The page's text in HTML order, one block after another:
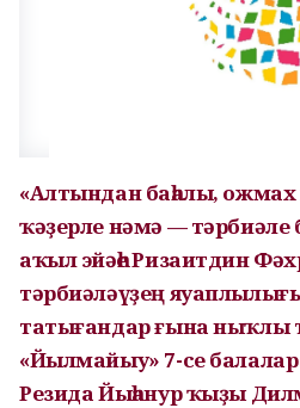
«Алтындан баһалы,
ҡәҙерле нәмә —
аҡыл эйәһе Ризаитдин
тәрбиәләүҙең
татығандар ғына ныҡлы
«Йылмайыу» 7-се балалар
Резида Йыһанур ҡыҙы